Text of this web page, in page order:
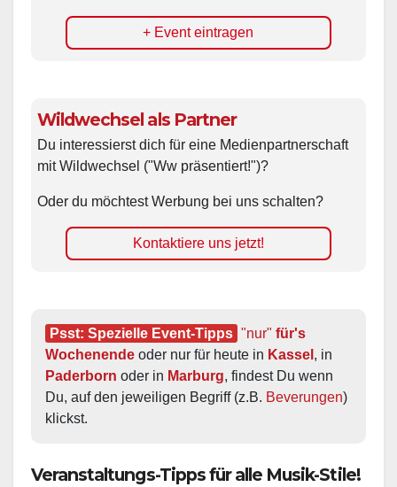
+ Event eintragen
Wildwechsel als Partner
Du interessierst dich für eine Medienpartnerschaft
mit Wildwechsel ("Ww präsentiert!")?
Oder du möchtest Werbung bei uns schalten?
Kontaktiere uns jetzt!
Psst: Spezielle Event-Tipps "nur" für's
Wochenende oder nur für heute in Kassel
Paderborn oder in Marburg, findest Du wenn
Du, auf den jeweiligen Begriff (z.B. Beverungen)
klickst.
Veranstaltungs-Tipps für alle Musik-Stile!